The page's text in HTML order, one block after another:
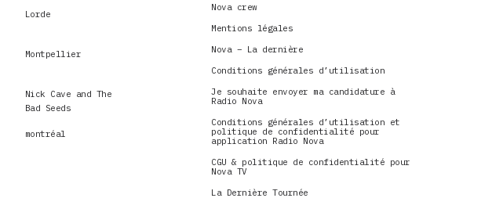
Lorde
Montpellier
Nick Cave and The
Bad Seeds
montréal
Nova crew
Mentions légales
Nova – La dernière
Conditions générales d’utilisation
Je souhaite envoyer ma candidature à
Radio Nova
Conditions générales d’utilisation et
politique de confidentialité pour
application Radio Nova
CGU & politique de confidentialité pour
Nova TV
La Dernière Tournée